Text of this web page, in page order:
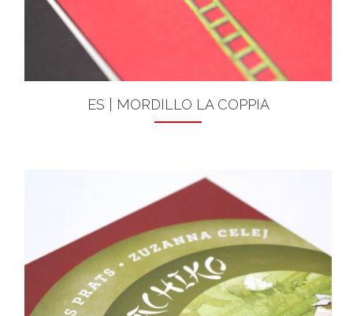
ES | MORDILLO LA COPPIA